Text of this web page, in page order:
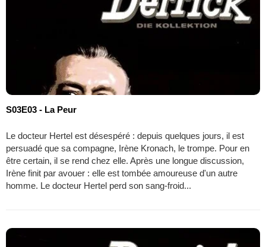
S03E03 - La Peur
Le docteur Hertel est désespéré : depuis quelques jours, il est
persuadé que sa compagne, Irène Kronach, le trompe. Pour en
être certain, il se rend chez elle. Après une longue discussion,
Irène finit par avouer : elle est tombée amoureuse d'un autre
homme. Le docteur Hertel perd son sang-froid...